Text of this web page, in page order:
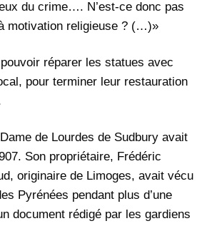
du crime…. N’est-ce donc pas
motivation religieuse ? (…)»
réparer les statues avec
pour terminer leur restauration
de Lourdes de Sudbury avait
Son propriétaire, Frédéric
originaire de Limoges, avait vécu
Pyrénées pendant plus d’une
document rédigé par les gardiens